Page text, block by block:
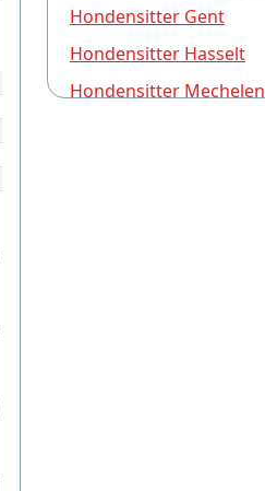
Hondensitter Gent
Hondensitter Hasselt
Hondensitter Mechelen